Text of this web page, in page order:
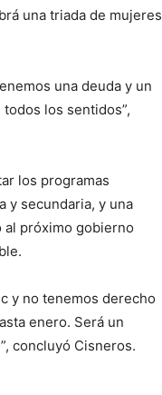
una triada de mujeres
una deuda y un
los sentidos”,
los programas
y secundaria, y una
al próximo gobierno
y no tenemos derecho
enero. Será un
concluyó Cisneros.